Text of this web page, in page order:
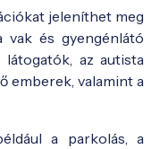
jeleníthet meg
vak és gyengénlátó
az autista
emberek, valamint a
a parkolás, a